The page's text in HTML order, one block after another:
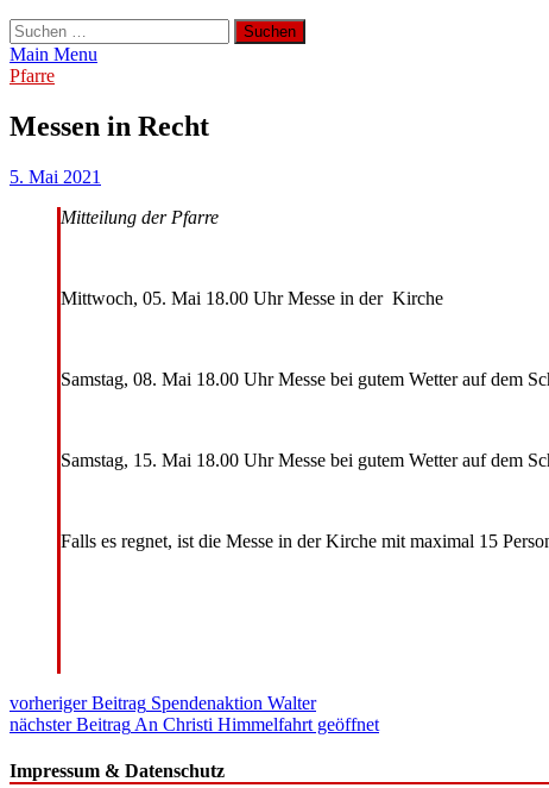
Suchen
nach:
Main Menu
Pfarre
Messen in Recht
5. Mai 2021
Mitteilung der Pfarre
Mittwoch, 05. Mai 18.00 Uhr Messe in der Kirche
Samstag, 08. Mai 18.00 Uhr Messe bei gutem Wetter auf dem
Samstag, 15. Mai 18.00 Uhr Messe bei gutem Wetter auf dem
Falls es regnet, ist die Messe in der Kirche mit maximal 15
Beitragsnavigation
vorheriger Beitrag Spendenaktion Walter
nächster Beitrag An Christi Himmelfahrt geöffnet
Impressum & Datenschutz